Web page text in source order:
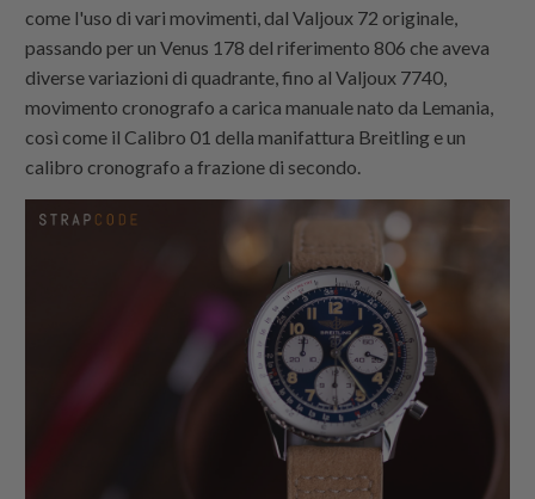
come l'uso di vari movimenti, dal Valjoux 72 originale,
passando per un Venus 178 del riferimento 806 che aveva
diverse variazioni di quadrante, fino al Valjoux 7740,
movimento cronografo a carica manuale nato da Lemania,
così come il Calibro 01 della manifattura Breitling e un
calibro cronografo a frazione di secondo.